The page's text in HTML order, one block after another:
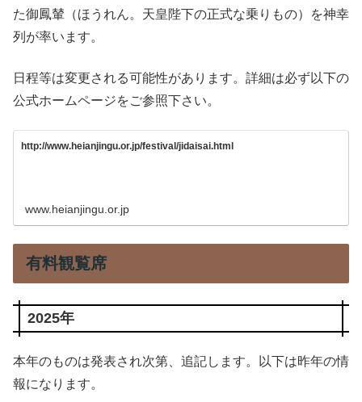
た御鳳輦（ほうれん。天皇陛下の正式な乗りもの）を神幸
列が率います。
日程等は変更される可能性があります。詳細は必ず以下の
公式ホームページをご参照下さい。
http://www.heianjingu.or.jp/festival/jidaisai.html
www.heianjingu.or.jp
有料観覧席
2025年
本年のものは発表され次第、追記します。以下は昨年の情
報になります。